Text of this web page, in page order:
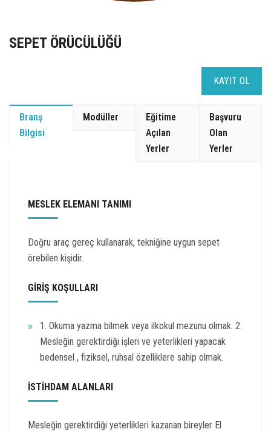
SEPET ÖRÜCÜLÜĞÜ
KAYIT OL
Branş
Bilgisi
Modüller
Eğitime
Açılan
Yerler
Başvuru
Olan
Yerler
MESLEK ELEMANI TANIMI
Doğru araç gereç kullanarak, tekniğine uygun sepet
örebilen kişidir.
GİRİŞ KOŞULLARI
1. Okuma yazma bilmek veya ilkokul mezunu olmak. 2.
Mesleğin gerektirdiği işleri ve yeterlikleri yapacak
bedensel , fiziksel, ruhsal özelliklere sahip olmak.
İSTİHDAM ALANLARI
Mesleğin gerektirdiği yeterlikleri kazanan bireyler El